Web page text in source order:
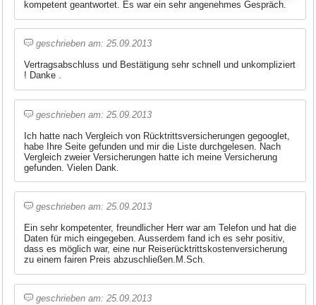
kompetent geantwortet. Es war ein sehr angenehmes Gespräch.
geschrieben am: 25.09.2013
Vertragsabschluss und Bestätigung sehr schnell und unkompliziert
! Danke .
geschrieben am: 25.09.2013
Ich hatte nach Vergleich von Rücktrittsversicherungen gegooglet,
habe Ihre Seite gefunden und mir die Liste durchgelesen. Nach
Vergleich zweier Versicherungen hatte ich meine Versicherung
gefunden. Vielen Dank.
geschrieben am: 25.09.2013
Ein sehr kompetenter, freundlicher Herr war am Telefon und hat die
Daten für mich eingegeben. Ausserdem fand ich es sehr positiv,
dass es möglich war, eine nur Reiserücktrittskostenversicherung
zu einem fairen Preis abzuschließen.M.Sch.
geschrieben am: 25.09.2013